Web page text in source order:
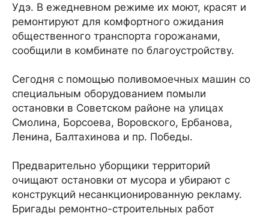
Удэ. В ежедневном режиме их моют, красят и
ремонтируют для комфортного ожидания
общественного транспорта горожанами,
сообщили в комбинате по благоустройству.
Сегодня с помощью поливомоечных машин со
специальным оборудованием помыли
остановки в Советском районе на улицах
Смолина, Борсоева, Воровского, Ербанова,
Ленина, Балтахинова и пр. Победы.
Предварительно уборщики территорий
очищают остановки от мусора и убирают с
конструкций несанкционированную рекламу.
Бригады ремонтно-строительных работ